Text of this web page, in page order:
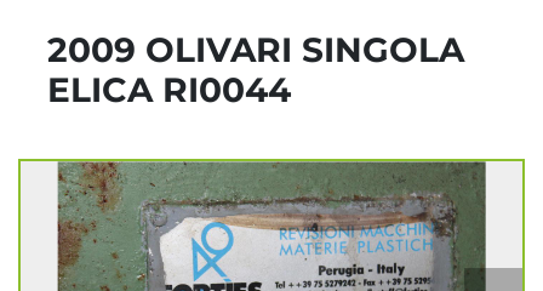
2009 OLIVARI SINGOLA
ELICA RI0044